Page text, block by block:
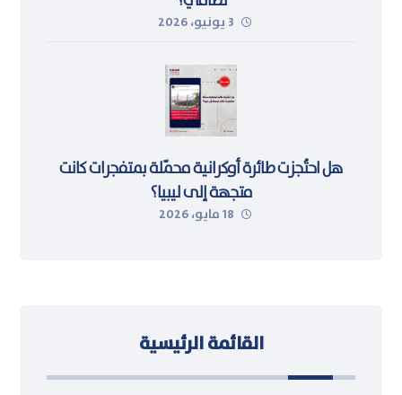
3 يونيو، 2026
هل احتُجزت طائرة أوكرانية محمّلة بمتفجرات كانت
متجهة إلى ليبيا؟
18 مايو، 2026
القائمة الرئيسية